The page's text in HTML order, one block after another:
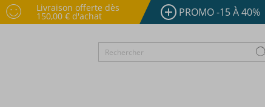
Livraison offerte dès
150,00 € d'achat PROMO -15 À 40%